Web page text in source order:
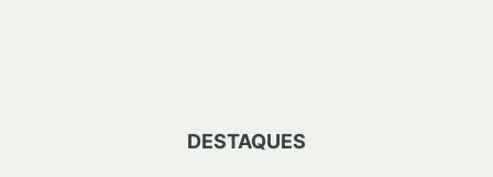
DESTAQUES